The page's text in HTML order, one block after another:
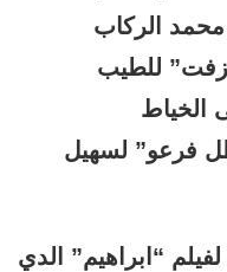
محمد الركاب
للطيب
الخياط
فرعو” لسهيل
“ابراهيم” الدي